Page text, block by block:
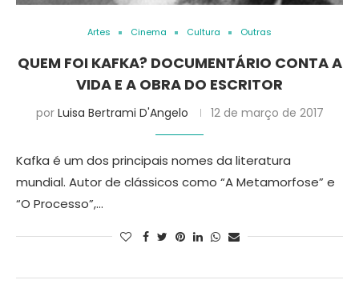
Artes Cinema Cultura Outras
QUEM FOI KAFKA? DOCUMENTÁRIO CONTA A
VIDA E A OBRA DO ESCRITOR
por Luisa Bertrami D'Angelo 12 de março de 2017
Kafka é um dos principais nomes da literatura
mundial. Autor de clássicos como “A Metamorfose” e
“O Processo”,…